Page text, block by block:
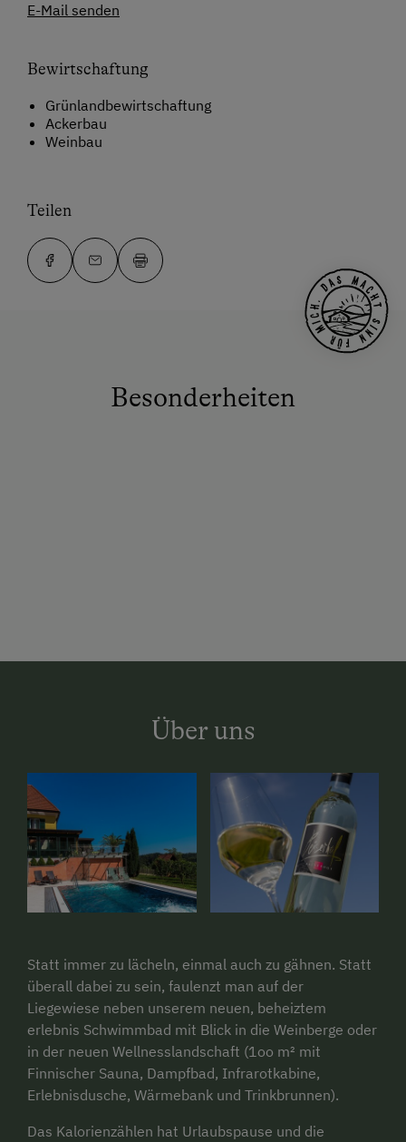
E-Mail senden
Bewirtschaftung
Grünlandbewirtschaftung
Ackerbau
Weinbau
Teilen
Besonderheiten
Über uns
Statt immer zu lächeln, einmal auch zu gähnen. Statt
überall dabei zu sein, faulenzt man auf der
Liegewiese neben unserem neuen, beheiztem
erlebnis Schwimmbad mit Blick in die Weinberge oder
in der neuen Wellnesslandschaft (1oo m² mit
Finnischer Sauna, Dampfbad, Infrarotkabine,
Erlebnisdusche, Wärmebank und Trinkbrunnen).
Das Kalorienzählen hat Urlaubspause und die